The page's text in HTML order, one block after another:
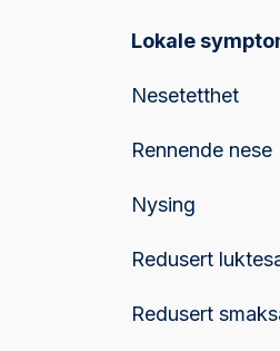
Lokale
Nesetetthet
Rennende nese
Nysing
Redusert
Redusert